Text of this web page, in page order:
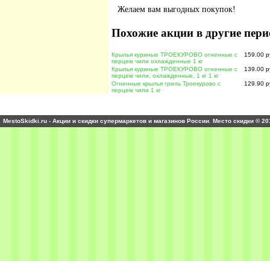
Желаем вам выгодных покупок!
Похожие акции в другие
Крылья куриные ТРОЕКУРОВО огненные с
перцем чили охлажденные 1 кг
159.00
Крылья куриные ТРОЕКУРОВО огненные с
перцем чили, охлажденные, 1 кг 1 кг
139.00
Огненные крылья гриль Троекурово с
перцем чили 1 кг
129.90
MestoSkidki.ru - Акции и скидки супермаркетов и магазинов России. Место скидки ©